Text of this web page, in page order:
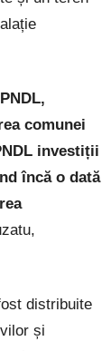
comunei
investiții
încă o dată
distribuite
și